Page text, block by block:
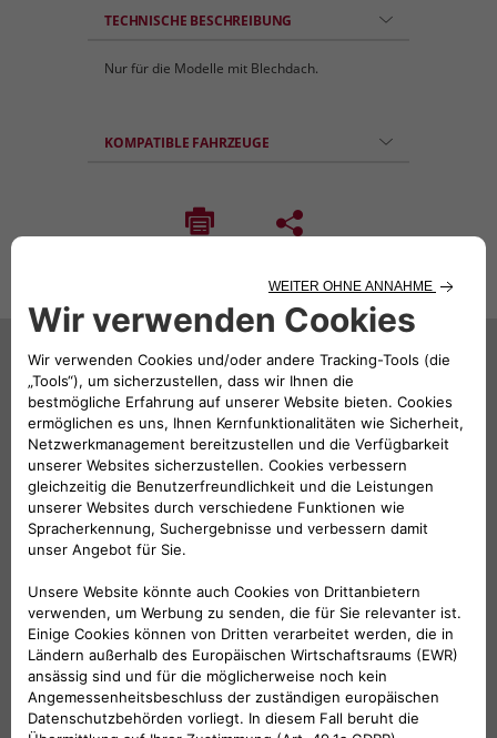
TECHNISCHE BESCHREIBUNG
Nur für die Modelle mit Blechdach.
KOMPATIBLE FAHRZEUGE
Das könnte Sie auch
interessieren
270,47€
Aussenspiegelkappen olivgrün